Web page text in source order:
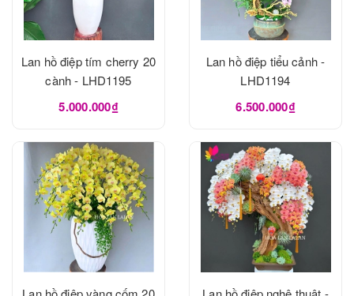
Lan hồ điệp tím cherry 20
cành - LHD1195
5.000.000₫
Lan hồ điệp tiểu cảnh -
LHD1194
6.500.000₫